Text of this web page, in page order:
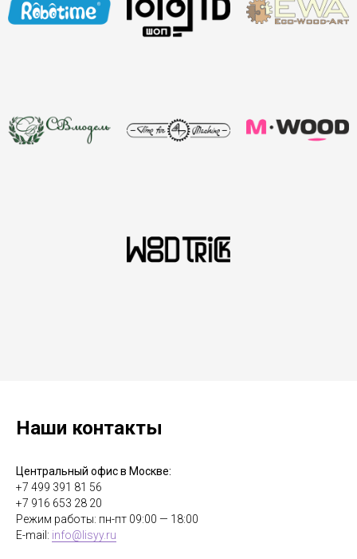
Наши контакты
Центральный офис в Москве:
+7 499 391 81 56
+7 916 653 28 20
Режим работы: пн-пт 09:00 — 18:00
E-mail: info@lisyy.ru